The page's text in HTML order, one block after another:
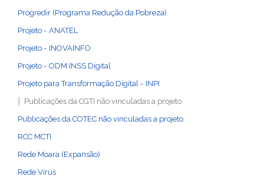
Progredir (Programa Redução da Pobreza)
Projeto - ANATEL
Projeto - INOVAINFO
Projeto - ODM INSS Digital
Projeto para Transformação Digital - INPI
Publicações da CGTI não vinculadas a projeto
Publicações da COTEC não vinculadas a projeto
RCC MCTI
Rede Moara (Expansão)
Rede Vírus